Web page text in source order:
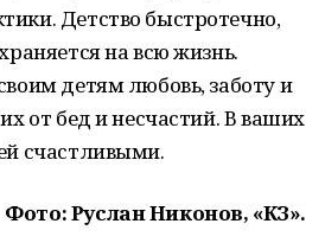
Детство быстротечно,
на всю жизнь.
детям любовь, заботу и
от бед и несчастий. В ваших
счастливыми.
Фото: Руслан Никонов, «КЗ».